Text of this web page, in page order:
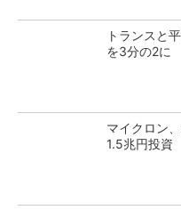
トランスと
を3分の2に
マイクロン
1.5兆円投資